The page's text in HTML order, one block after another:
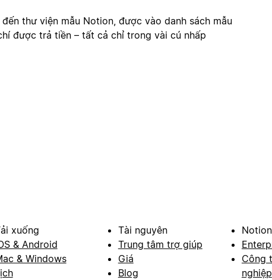
thư viện mẫu Notion, được vào danh sách mẫu
được trả tiền – tất cả chỉ trong vài cú nhấp
xuống
& Android
& Windows
Tài nguyên
Trung tâm trợ giúp
Giá
Blog
Công
nghiệp